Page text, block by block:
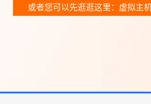
或者您可以先逛逛这里：虚拟主